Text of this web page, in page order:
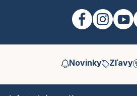
Novinky Zľavy